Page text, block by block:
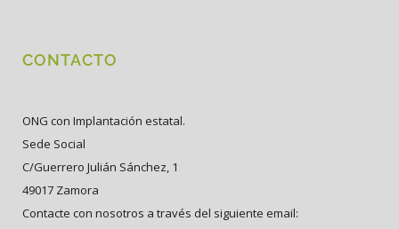
CONTACTO
ONG con Implantación estatal.
Sede Social
C/Guerrero Julián Sánchez, 1
49017 Zamora
Contacte con nosotros a través del siguiente email: